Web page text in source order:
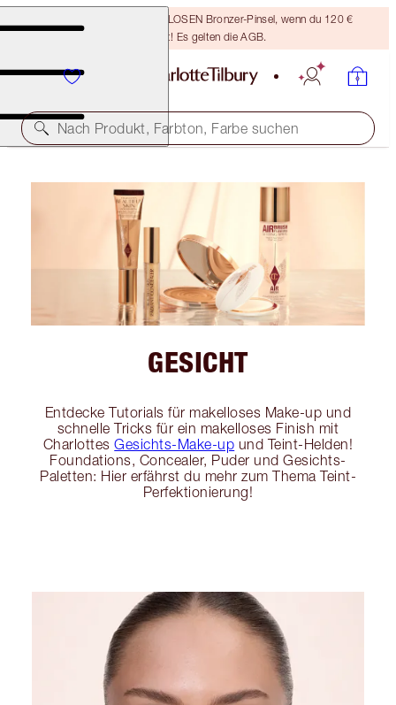
Sichere dir einen KOSTENLOSEN Bronzer-Pinsel, wenn du 120 €
ausgibst! Es gelten die AGB.
Nach Produkt, Farbton, Farbe suchen
GESICHT
Entdecke Tutorials für makelloses Make-up und
schnelle Tricks für ein makelloses Finish mit
CharlottesGesichts-Make-up und Teint-Helden!
Foundations, Concealer, Puder und Gesichts-
Paletten: Hier erfährst du mehr zum Thema Teint-
Perfektionierung!